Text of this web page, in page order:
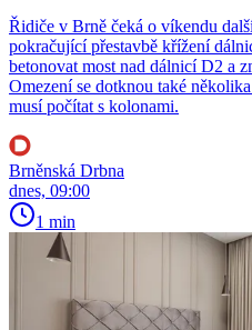
Řidiče v Brně čeká o víkendu
pokračující přestavbě křížení
betonovat most nad dálnicí D2 a
Omezení se dotknou také
musí počítat s kolonami.
Brněnská Drbna
dnes, 09:00
1 min